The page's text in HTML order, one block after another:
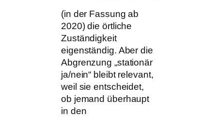
(in der Fassung ab
2020) die örtliche
Zuständigkeit
eigenständig. Aber die
Abgrenzung „stationär
ja/nein“ bleibt relevant,
weil sie entscheidet,
ob jemand überhaupt
in den